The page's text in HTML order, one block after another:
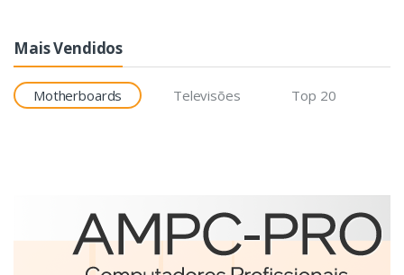
Mais Vendidos
Motherboards Televisões Top 20
Etiquetas
Brother BCS-1J074102-121
etiqueta para impressão
Branco